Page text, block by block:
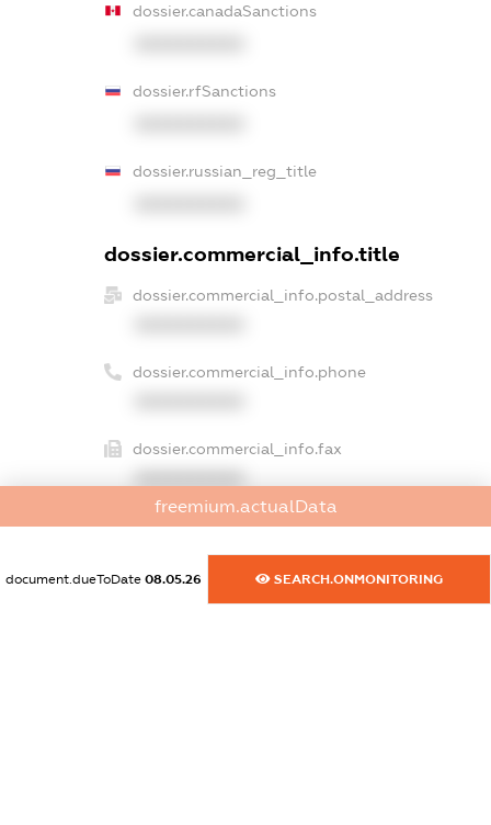
dossier.canadaSanctions
dossier.rfSanctions
dossier.russian_reg_title
dossier.commercial_info.title
dossier.commercial_info.postal_address
dossier.commercial_info.phone
dossier.commercial_info.fax
dossier.commercial_info.email
XXXXXXXXXX
dossier.commercial_info.website
freemium.actualData
document.dueToDate 08.05.26 SEARCH.ONMONITORING